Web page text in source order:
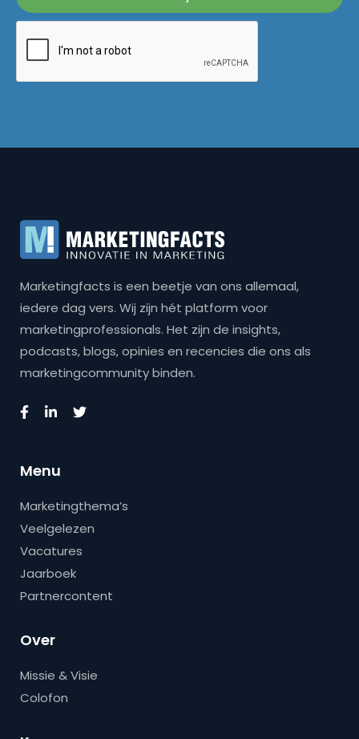
Marketingfacts is een beetje van ons allemaal,
iedere dag vers. Wij zijn hét platform voor
marketingprofessionals. Het zijn de insights,
podcasts, blogs, opinies en recencies die ons als
marketingcommunity binden.
Menu
Marketingthema’s
Veelgelezen
Vacatures
Jaarboek
Partnercontent
Over
Missie & Visie
Colofon